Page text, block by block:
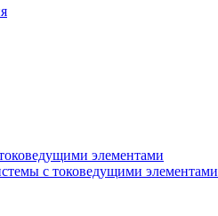
элементами
с токоведущими элементами